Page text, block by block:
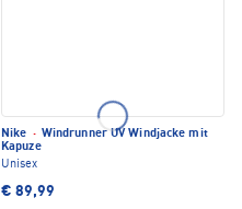
Nike · Windrunner UV Windjacke mit
Kapuze
Unisex
€ 89,99